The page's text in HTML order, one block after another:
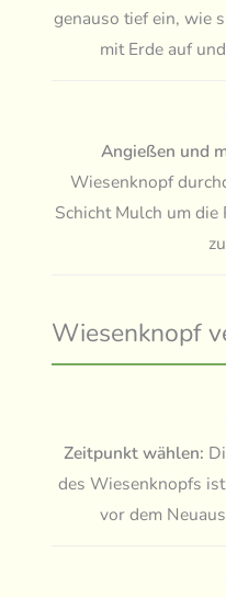
genauso tief ein, wie
mit Erde auf
Angießen und
Wiesenknopf
Schicht Mulch um die
Wiesenknopf
Zeitpunkt wählen:
des Wiesenknopfs
vor dem